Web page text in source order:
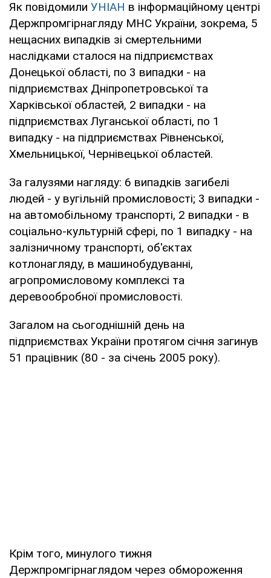
Як повідомили УНІАН в інформаційному центрі
Держпромгірнагляду МНС України, зокрема, 5
нещасних випадків зі смертельними
наслідками сталося на підприємствах
Донецької області, по 3 випадки - на
підприємствах Дніпропетровської та
Харківської областей, 2 випадки - на
підприємствах Луганської області, по 1
випадку - на підприємствах Рівненської,
Хмельницької, Чернівецької областей.
За галузями нагляду: 6 випадків загибелі
людей - у вугільній промисловості; 3 випадки -
на автомобільному транспорті, 2 випадки - в
соціально-культурній сфері, по 1 випадку - на
залізничному транспорті, об'єктах
котлонагляду, в машинобудуванні,
агропромисловому комплексі та
деревообробної промисловості.
Загалом на сьогоднішній день на
підприємствах України протягом січня загинув
51 працівник (80 - за січень 2005 року).
Крім того, минулого тижня
Держпромгірнаглядом через обмороження